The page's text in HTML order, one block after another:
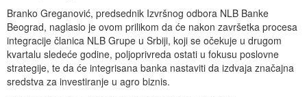
Branko Greganović, predsednik Izvršnog odbora NLB Banke
Beograd, naglasio je ovom prilikom da će nakon završetka procesa
integracije članica NLB Grupe u Srbiji, koji se očekuje u drugom
kvartalu sledeće godine, poljoprivreda ostati u fokusu poslovne
strategije, te da će integrisana banka nastaviti da izdvaja značajna
sredstva za investiranje u agro biznis.